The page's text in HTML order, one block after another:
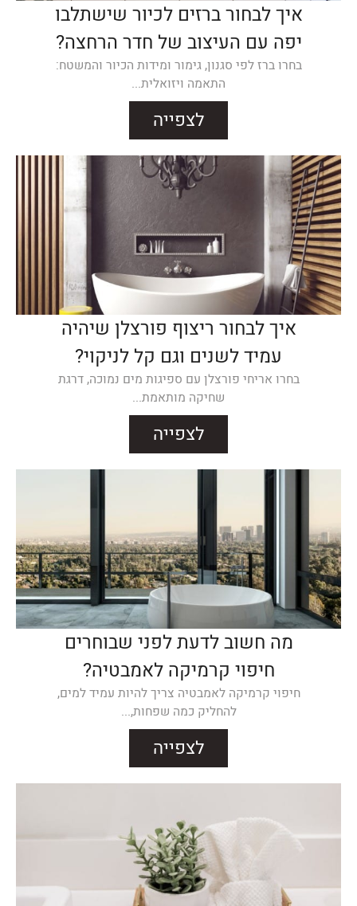
איך לבחור ברזים לכיור שישתלבו
יפה עם העיצוב של חדר הרחצה?
בחרו ברז לפי סגנון, גימור ומידות הכיור והמשטח:
התאמה ויזואלית...
לצפייה
איך לבחור ריצוף פורצלן שיהיה
עמיד לשנים וגם קל לניקוי?
בחרו אריחי פורצלן עם ספיגות מים נמוכה, דרגת
שחיקה מותאמת...
לצפייה
מה חשוב לדעת לפני שבוחרים
חיפוי קרמיקה לאמבטיה?
חיפוי קרמיקה לאמבטיה צריך להיות עמיד למים,
להחליק כמה שפחות,...
לצפייה